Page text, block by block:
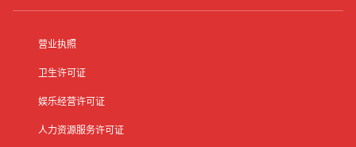
营业执照
卫生许可证
娱乐经营许可证
人力资源服务许可证